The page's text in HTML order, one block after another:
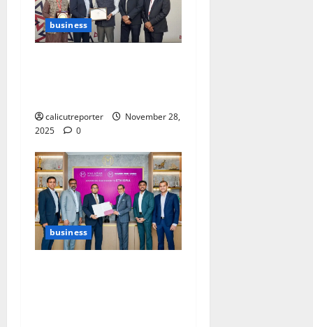
business
calicutreporter
November 28,
2025
0
business